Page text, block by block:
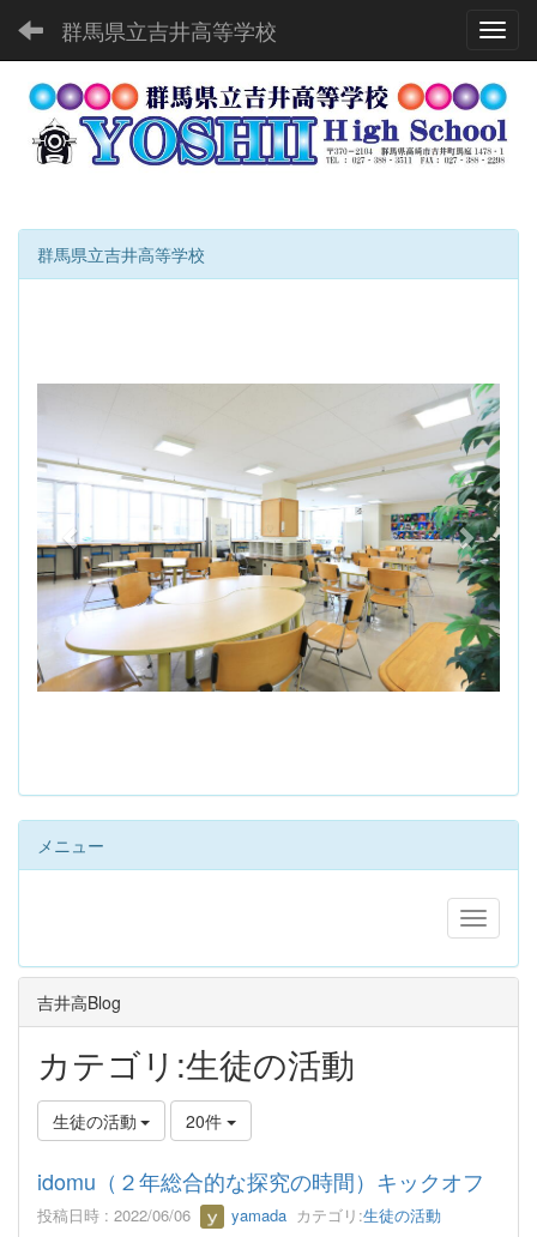
群馬県立吉井高等学校
群馬県立吉井高等学校
e
o
u
s
x
t
メニュー
吉井高Blog
カテゴリ:生徒の活動
生徒の活動 20件
idomu（２年総合的な探究の時間）キックオフ
投稿日時 : 2022/06/06 yamada カテゴリ:生徒の活動